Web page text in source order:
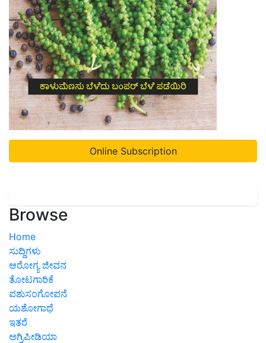
Online Subscription
Browse
Home
ಸುದ್ದಿಗಳು
ಆರೋಗ್ಯ ಜೀವನ
ತೋಟಗಾರಿಕೆ
ಪಶುಸಂಗೋಪನೆ
ಯಶೋಗಾಥೆ
ಇತರೆ
ಅಗ್ರಿಪೀಡಿಯಾ